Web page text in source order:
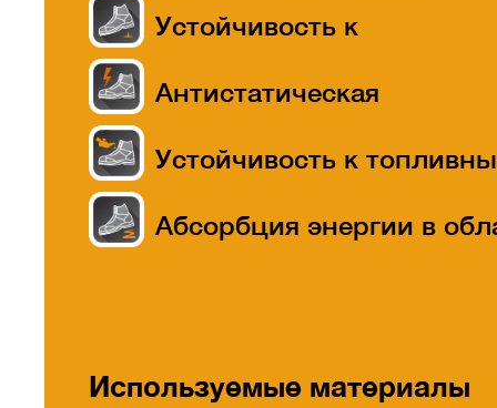
Устойчивость к
Антистатическая
Устойчивость к
Абсорбция энергии в
Используемые материалы